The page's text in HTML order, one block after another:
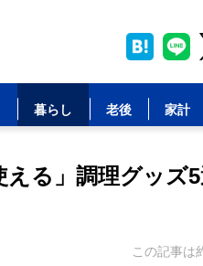
暮らし 老後 家計
える」調理グッズ
この記事は